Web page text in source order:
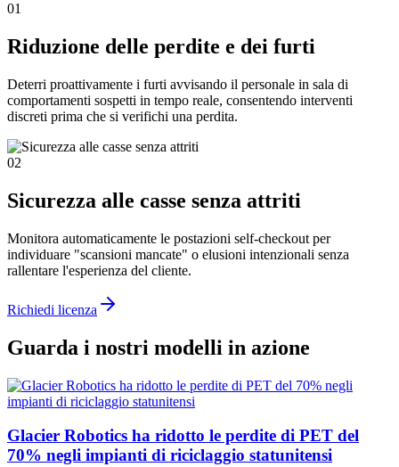
01
Riduzione delle perdite e dei furti
Deterri proattivamente i furti avvisando il personale in sala di
comportamenti sospetti in tempo reale, consentendo interventi
discreti prima che si verifichi una perdita.
02
Sicurezza alle casse senza attriti
Monitora automaticamente le postazioni self-checkout per
individuare "scansioni mancate" o elusioni intenzionali senza
rallentare l'esperienza del cliente.
Richiedi licenza
Guarda i nostri modelli in azione
Glacier Robotics ha ridotto le perdite di PET del
70% negli impianti di riciclaggio statunitensi